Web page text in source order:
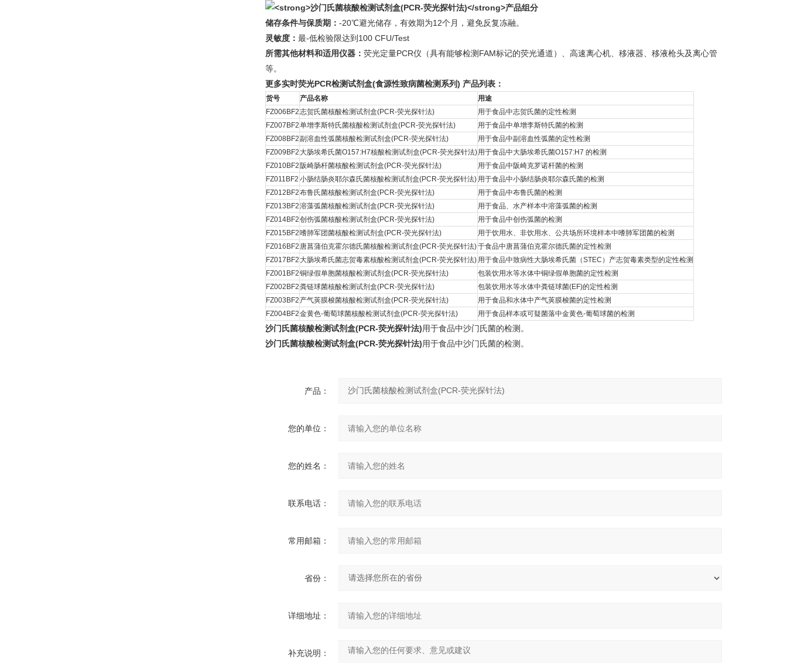
储存条件与保质期： -20℃避光储存，有效期为12个月，避免反复冻融。
灵敏度： 最-低检验限达到100 CFU/Test
所需其他材料和适用仪器： 荧光定量PCR仪（具有能够检测FAM标记的荧光通道）、高速离心机、移液器、移液枪头及离心管
等。
更多实时荧光PCR检测试剂盒(食源性致病菌检测系列) 产品列表：
货号 产品名称
用途
FZ006BF2志贺氏菌核酸检测试剂盒(PCR-荧光探针法)
用于食品中志贺氏菌的定性检测
FZ007BF2单增李斯特氏菌核酸检测试剂盒(PCR-荧光探针法)
用于食品中单增李斯特氏菌的检测
FZ008BF2副溶血性弧菌核酸检测试剂盒(PCR-荧光探针法)
用于食品中副溶血性弧菌的定性检测
FZ009BF2 大肠埃希氏菌O157:H7核酸检测试剂盒(PCR-荧光探针法)用于食品中大肠埃希氏菌O157:H7 的检测
FZ010BF2 阪崎肠杆菌核酸检测试剂盒(PCR-荧光探针法)
用于食品中阪崎克罗诺杆菌的检测
FZ011BF2 小肠结肠炎耶尔森氏菌核酸检测试剂盒(PCR-荧光探针法) 用于食品中小肠结肠炎耶尔森氏菌的检测
FZ012BF2布鲁氏菌核酸检测试剂盒(PCR-荧光探针法)
用于食品中布鲁氏菌的检测
FZ013BF2溶藻弧菌核酸检测试剂盒(PCR-荧光探针法)
用于食品、水产样本中溶藻弧菌的检测
FZ014BF2创伤弧菌核酸检测试剂盒(PCR-荧光探针法)
用于食品中创伤弧菌的检测
FZ015BF2嗜肺军团菌核酸检测试剂盒(PCR-荧光探针法)
用于饮用水、非饮用水、公共场所环境样本中嗜肺军团菌的检测
FZ016BF2 唐菖蒲伯克霍尔德氏菌核酸检测试剂盒(PCR-荧光探针法)于食品中唐菖蒲伯克霍尔德氏菌的定性检测
FZ017BF2 大肠埃希氏菌志贺毒素核酸检测试剂盒(PCR-荧光探针法) 用于食品中致病性大肠埃希氏菌（STEC）产志贺毒素类型的定性检测
FZ001BF2铜绿假单胞菌核酸检测试剂盒(PCR-荧光探针法)
包装饮用水等水体中铜绿假单胞菌的定性检测
FZ002BF2粪链球菌核酸检测试剂盒(PCR-荧光探针法)
包装饮用水等水体中粪链球菌(EF)的定性检测
FZ003BF2 产气荚膜梭菌核酸检测试剂盒(PCR-荧光探针法)
用于食品和水体中产气荚膜梭菌的定性检测
FZ004BF2金黄色-葡萄球菌核酸检测试剂盒(PCR-荧光探针法) 用于食品样本或可疑菌落中金黄色-葡萄球菌的检测
沙门氏菌核酸检测试剂盒(PCR-荧光探针法)用于食品中沙门氏菌的检测。
沙门氏菌核酸检测试剂盒(PCR-荧光探针法)用于食品中沙门氏菌的检测。
产品：
您的单位：
您的姓名：
联系电话：
常用邮箱：
省份：
详细地址：
补充说明：